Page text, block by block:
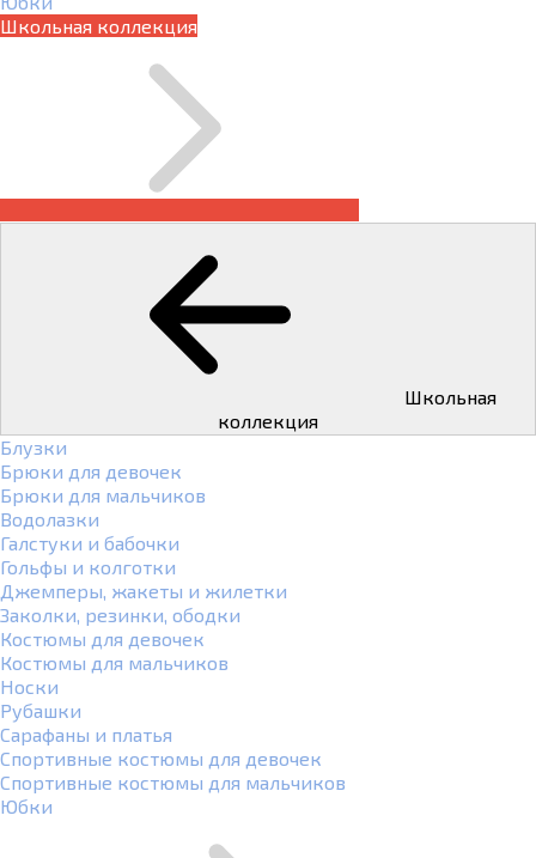
Школьная коллекция
коллекция
Блузки
Брюки для девочек
Брюки для мальчиков
Водолазки
Галстуки и бабочки
Гольфы и колготки
Джемперы, жакеты и жилетки
Заколки, резинки, ободки
Костюмы для девочек
Костюмы для мальчиков
Носки
Рубашки
Сарафаны и платья
Спортивные костюмы для девочек
Спортивные костюмы для мальчиков
Юбки